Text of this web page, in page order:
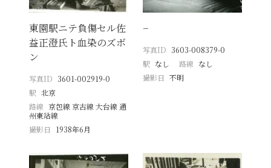
東園駅ニテ負傷セル佐
益正澄氏ト血染のズボ
ン
写真ID 3601-002919-0
駅 北京
路線 京包線 京古線 大台線 通
州東站線
撮影日
1938年6月
−
写真ID 3603-008379-0
駅 なし 路線 なし
撮影日 不明